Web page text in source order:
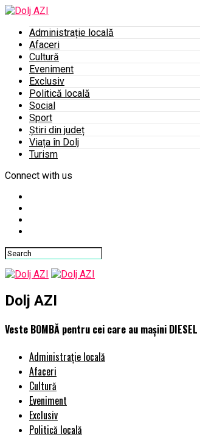
Administrație locală
Afaceri
Cultură
Eveniment
Exclusiv
Politică locală
Social
Sport
Știri din județ
Viața în Dolj
Turism
Connect with us
Dolj AZI
Veste BOMBĂ pentru cei care au mașini
Administrație locală
Afaceri
Cultură
Eveniment
Exclusiv
Politică locală